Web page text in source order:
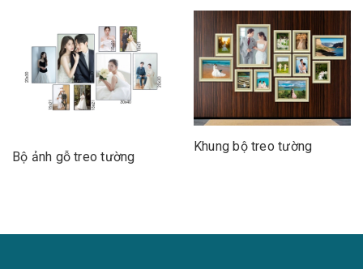
Bộ ảnh gỗ treo tường
Khung bộ treo tường